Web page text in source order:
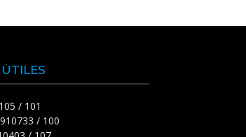
/ 101
/ 100